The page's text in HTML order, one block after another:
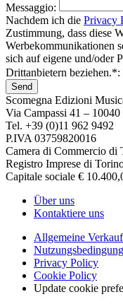
Messaggio:
Nachdem ich die Privacy
Zustimmung, dass diese
Werbekommunikationen
sich auf eigene und/oder
Drittanbietern beziehen.*:
Send
Scomegna Edizioni
Via Campassi 41 –
Tel. +39 (0)11 962 9492
P.IVA 03759820016
Camera di Commercio di
Registro Imprese di
Capitale sociale €
Über uns
Kontaktiere uns
Allgemeine
Privacy Policy
Cookie Policy
Update cookie